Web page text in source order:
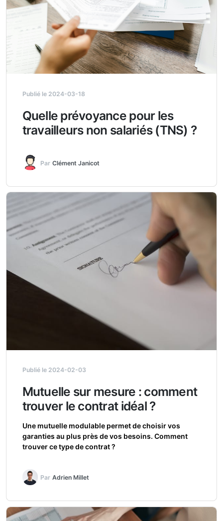
Publié le 2024-03-18
Quelle prévoyance pour les
travailleurs non salariés (TNS) ?
Par Clément Janicot
Publié le 2024-02-03
Mutuelle sur mesure : comment
trouver le contrat idéal ?
Une mutuelle modulable permet de choisir vos
garanties au plus près de vos besoins. Comment
trouver ce type de contrat ?
Par Adrien Millet